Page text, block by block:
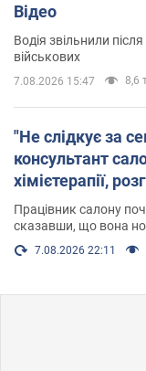
Відео
Водія звільнили
військових
7.08.2026 15:47 8,6
"Не слідкує за
консультант
хімієтерапії,
Працівник салону
сказавши, що вона
7.08.2026 22:11